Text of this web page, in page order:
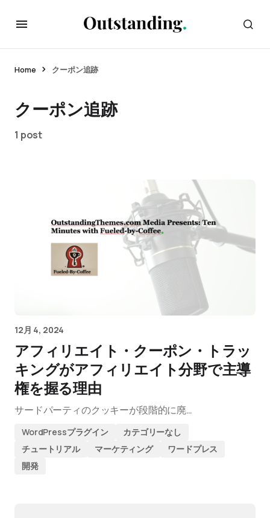
Home クーポン追跡
クーポン追跡
1 post
12月 4, 2024
アフィリエイト・クーポン・トラッ
キングがアフィリエイト分野で主導
権を握る理由
サードパーティのクッキーが段階的に廃…
WordPressプラグイン
カテゴリーなし
チュートリアル
マーケティング
ワードプレス
開発